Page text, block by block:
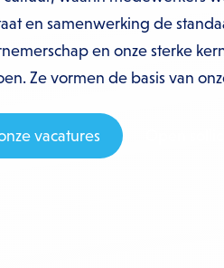
en samenwerking de
en onze sterke
Ze vormen de basis van
vacatures